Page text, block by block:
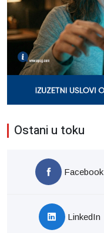
Ostani u toku
Facebook
LinkedIn